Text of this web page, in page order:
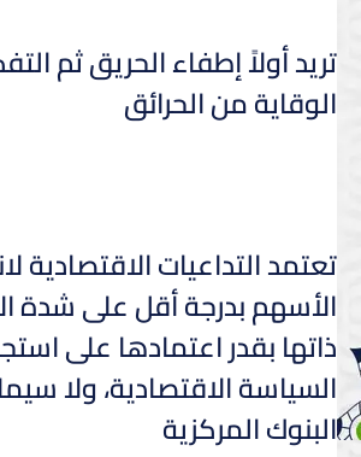
تريد أولاً إطفاء الحريق ثم
الوقاية من الحرائق
تعتمد التداعيات الاقتصادية
الأسهم بدرجة أقل على شدة
ذاتها بقدر اعتمادها على
السياسة الاقتصادية، ولا
البنوك المركزية